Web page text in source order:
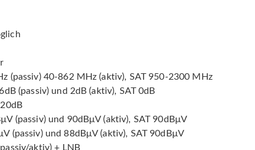
(passiv) 40-862 MHz (aktiv), SAT 950-2300 MHz
(passiv) und 2dB (aktiv), SAT 0dB
(passiv) und 90dBµV (aktiv), SAT 90dBµV
(passiv) und 88dBµV (aktiv), SAT 90dBµV
aktiv) + LNB